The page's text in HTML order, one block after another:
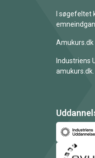
I søgefeltet
Amukurs.dk
Industriens
amukurs.dk.